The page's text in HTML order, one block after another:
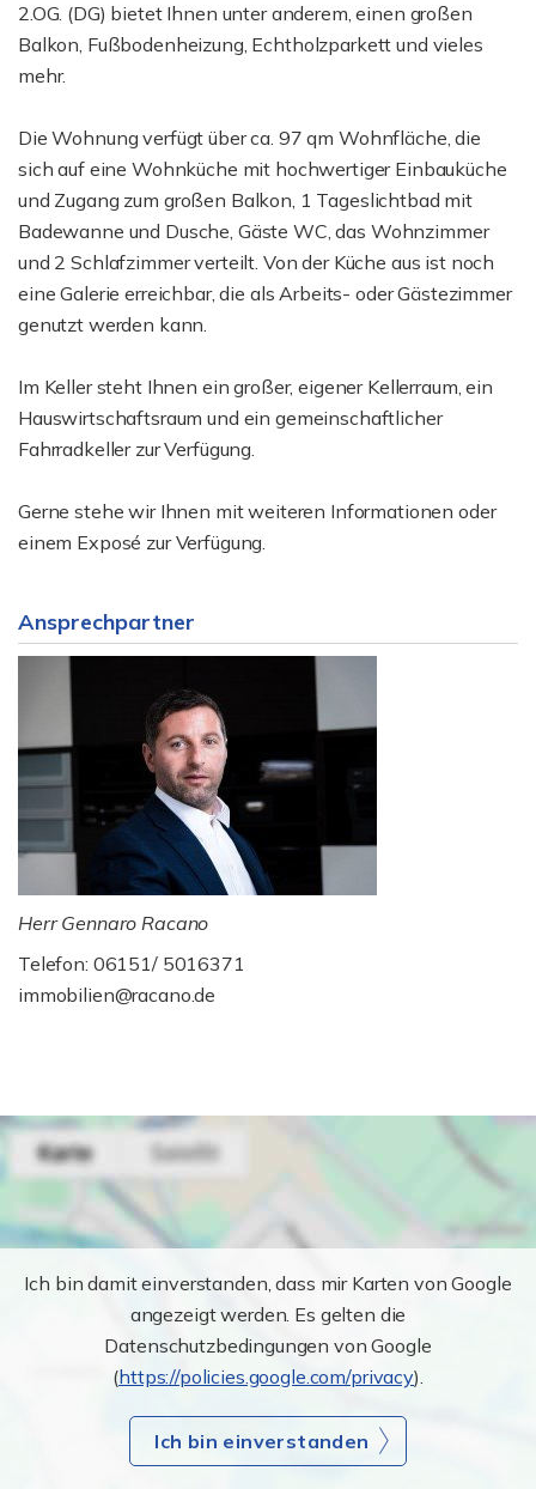
2.OG. (DG) bietet Ihnen unter anderem, einen großen
Balkon, Fußbodenheizung, Echtholzparkett und vieles
mehr.
Die Wohnung verfügt über ca. 97 qm Wohnfläche, die
sich auf eine Wohnküche mit hochwertiger Einbauküche
und Zugang zum großen Balkon, 1 Tageslichtbad mit
Badewanne und Dusche, Gäste WC, das Wohnzimmer
und 2 Schlafzimmer verteilt. Von der Küche aus ist noch
eine Galerie erreichbar, die als Arbeits- oder Gästezimmer
genutzt werden kann.
Im Keller steht Ihnen ein großer, eigener Kellerraum, ein
Hauswirtschaftsraum und ein gemeinschaftlicher
Fahrradkeller zur Verfügung.
Gerne stehe wir Ihnen mit weiteren Informationen oder
einem Exposé zur Verfügung.
Ansprechpartner
Herr Gennaro Racano
Telefon: 06151/ 5016371
immobilien@racano.de
Ich bin damit einverstanden, dass mir Karten von Google
angezeigt werden. Es gelten die
Datenschutzbedingungen von Google
(https://policies.google.com/privacy).
Ich bin einverstanden